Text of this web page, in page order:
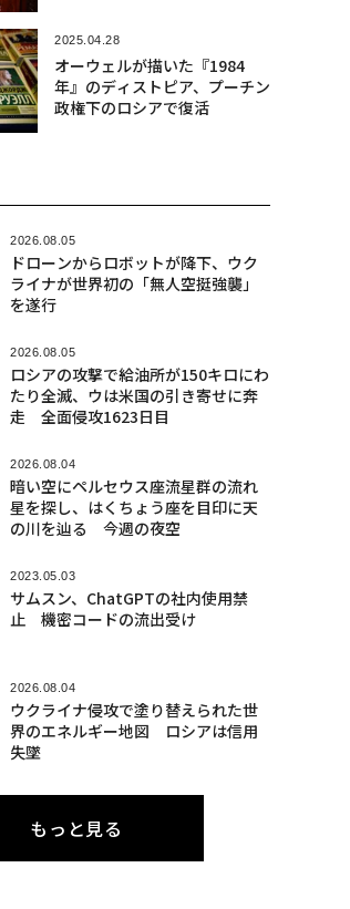
2025.04.28
オーウェルが描いた『1984
年』のディストピア、プーチン
政権下のロシアで復活
2026.08.05
ドローンからロボットが降下、ウク
ライナが世界初の「無人空挺強襲」
を遂行
2026.08.05
ロシアの攻撃で給油所が150キロにわ
たり全滅、ウは米国の引き寄せに奔
走 全面侵攻1623日目
2026.08.04
暗い空にペルセウス座流星群の流れ
星を探し、はくちょう座を目印に天
の川を辿る 今週の夜空
2023.05.03
サムスン、ChatGPTの社内使用禁
止 機密コードの流出受け
2026.08.04
ウクライナ侵攻で塗り替えられた世
界のエネルギー地図 ロシアは信用
失墜
もっと見る